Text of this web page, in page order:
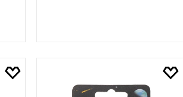
SEPETE EKLE